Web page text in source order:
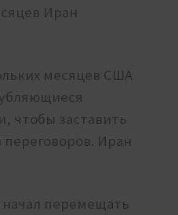
Иран
месяцев США
чтобы заставить
переговоров. Иран
перемещать